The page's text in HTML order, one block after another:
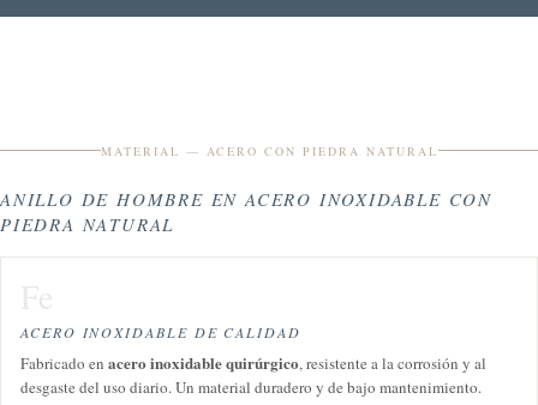
MATERIAL — ACERO CON PIEDRA NATURAL
ANILLO DE HOMBRE EN ACERO INOXIDABLE CON
PIEDRA NATURAL
Fe
ACERO INOXIDABLE DE CALIDAD
Fabricado en acero inoxidable quirúrgico, resistente a la corrosión y al
desgaste del uso diario. Un material duradero y de bajo mantenimiento.